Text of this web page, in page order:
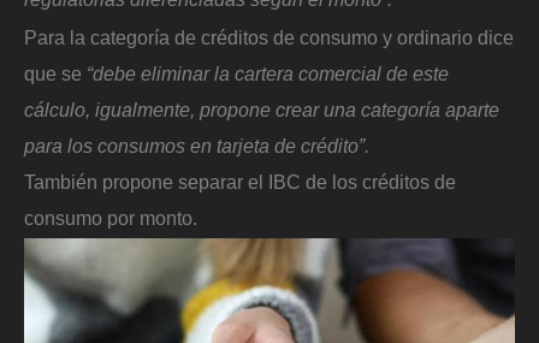
Para la categoría de créditos de consumo y ordinario dice
que se “debe eliminar la cartera comercial de este
cálculo, igualmente, propone crear una categoría aparte
para los consumos en tarjeta de crédito”.
También propone separar el IBC de los créditos de
consumo por monto.